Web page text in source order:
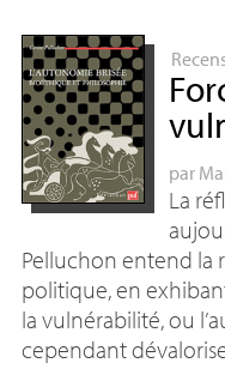
par
La
Pelluchon entend la
politique, en
la vulnérabilité, ou
cependant